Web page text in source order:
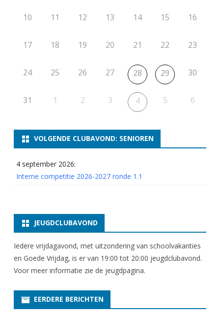
0
0
2
5
n
d
e
2
e
10 11 12 13 14 15 16
17 18 19 20 21 22 23
24 25 26 27 28 29 30
31 1 2 3 4 5 6
VOLGENDE CLUBAVOND: SENIOREN
4 september 2026:
Interne competitie 2026-2027 ronde 1.1
JEUGDCLUBAVOND
Iedere vrijdagavond, met uitzondering van schoolvakanties
en Goede Vrijdag, is er van 19:00 tot 20:00 jeugdclubavond.
Voor meer informatie zie de jeugdpagina.
EERDERE BERICHTEN